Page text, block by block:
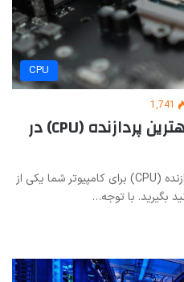
CPU
1,741
راهنمای خرید و انتخاب بهترین پردازنده (CPU) در
در دنیای فناوری، انتخاب بهترین پردازنده (CPU) برای کامپیوتر شما یکی از
بگیرید. با توجه…